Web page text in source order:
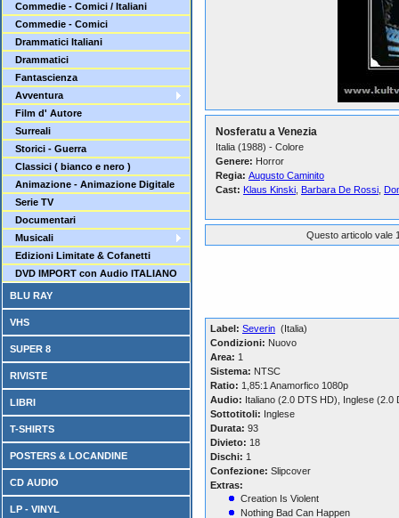
Commedie - Comici / Italiani
Commedie - Comici
Drammatici Italiani
Drammatici
Fantascienza
Avventura
Film d' Autore
Surreali
Storici - Guerra
Classici ( bianco e nero )
Animazione - Animazione Digitale
Serie TV
Documentari
Musicali
Edizioni Limitate & Cofanetti
DVD IMPORT con Audio ITALIANO
BLU RAY
VHS
SUPER 8
RIVISTE
LIBRI
T-SHIRTS
POSTERS & LOCANDINE
CD AUDIO
LP - VINYL
Nosferatu a Venezia
Italia (1988) - Colore
Genere: Horror
Regia: Augusto Caminito
Cast: Klaus Kinski Barbara De Rossi
Questo articolo vale
Label: Severin (Italia)
Condizioni: Nuovo
Area: 1
Sistema: NTSC
Ratio: 1,85:1 Anamorfico 1080p
Audio: Italiano (2.0 DTS HD), Inglese (2.0
Sottotitoli: Inglese
Durata: 93
Divieto: 18
Dischi: 1
Confezione: Slipcover
Extras:
Creation Is Violent
Nothing Bad Can Happen